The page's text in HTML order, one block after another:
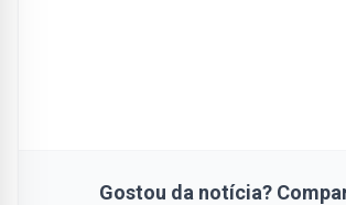
Gostou da notícia?